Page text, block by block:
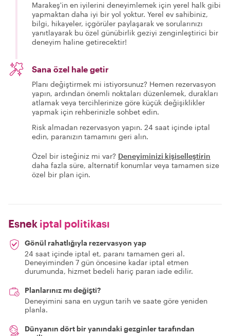
Marakeş'in en iyilerini deneyimlemek için yerel halk gibi
yapmaktan daha iyi bir yol yoktur. Yerel ev sahibiniz,
bilgi, hikayeler, içgörüler paylaşarak ve sorularınızı
yanıtlayarak bu özel günübirlik geziyi zenginleştirici bir
deneyim haline getirecektir!
Sana özel hale getir
Planı değiştirmek mi istiyorsunuz? Hemen rezervasyon
yapın, ardından önemli noktaları düzenlemek, durakları
atlamak veya tercihlerinize göre küçük değişiklikler
yapmak için rehberinizle sohbet edin.
Risk almadan rezervasyon yapın. 24 saat içinde iptal
edin, paranızın tamamını geri alın.
Özel bir isteğiniz mi var? Deneyiminizi kişiselleştirin
daha fazla süre, alternatif konumlar veya tamamen size
özel bir plan için.
Esnek iptal politikası
Gönül rahatlığıyla rezervasyon yap
24 saat içinde iptal et, paranı tamamen geri al.
Deneyiminden 7 gün öncesine kadar iptal etmen
durumunda, hizmet bedeli hariç paran iade edilir.
Planlarınız mı değişti?
Deneyimini sana en uygun tarih ve saate göre yeniden
planla.
Dünyanın dört bir yanındaki gezginler tarafından